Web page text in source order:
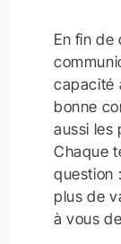
En fin de
capacité
bonne
aussi les
Chaque
question
plus de
à vous